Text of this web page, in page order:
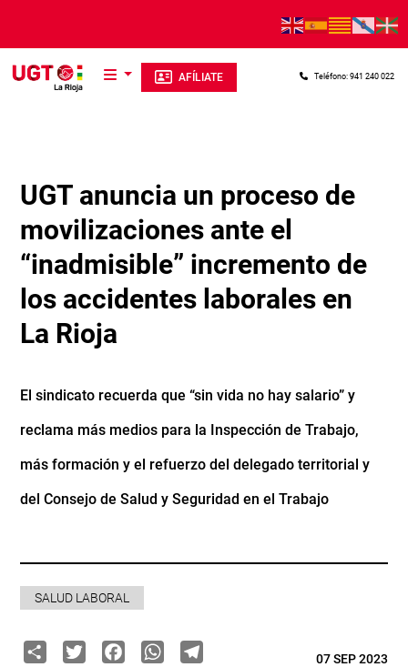
AFÍLIATE Teléfono: 941 240 022
UGT anuncia un proceso de
movilizaciones ante el
“inadmisible” incremento de
los accidentes laborales en
La Rioja
El sindicato recuerda que “sin vida no hay salario” y
reclama más medios para la Inspección de Trabajo,
más formación y el refuerzo del delegado territorial y
del Consejo de Salud y Seguridad en el Trabajo
SALUD LABORAL
ShareTwitterFacebook
WhatsApp
Telegram07 SEP 2023